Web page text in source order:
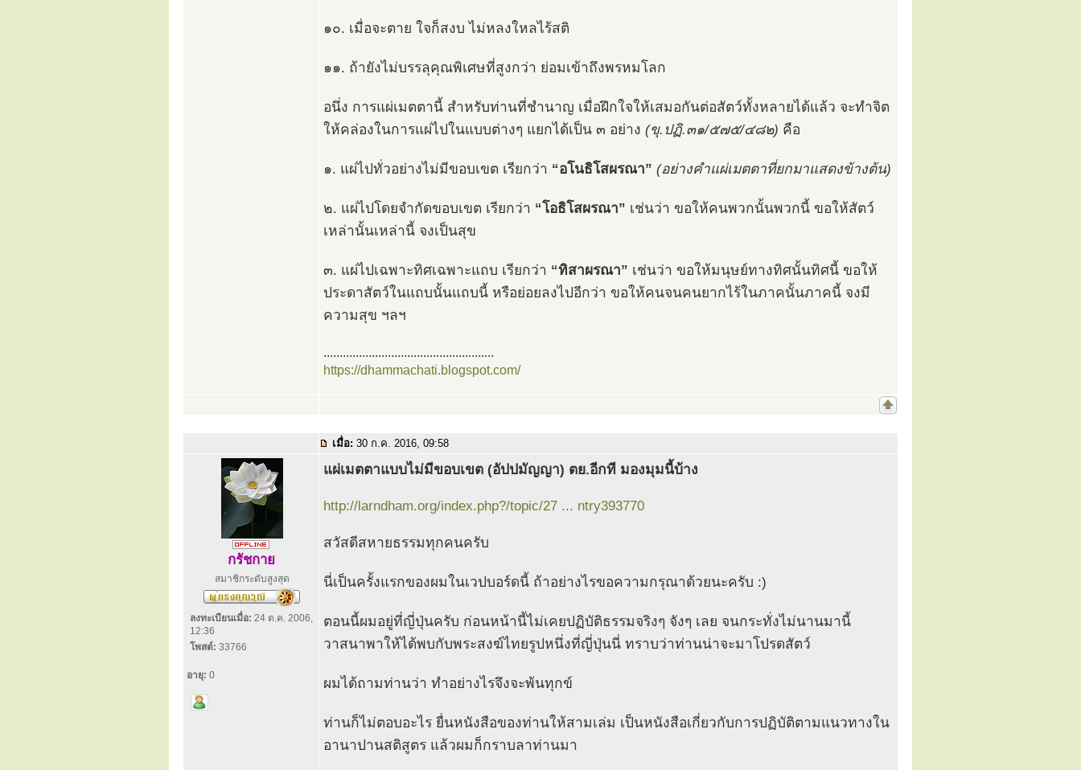
๑๐. เมื่อจะตาย ใจก็สงบ ไม่หลงใหลไร้สติ
๑๑. ถ้ายังไม่บรรลุคุณพิเศษที่สูงกว่า ย่อมเข้าถึงพรหมโลก
อนึ่ง การแผ่เมตตานี้ สำหรับท่านที่ชำนาญ เมื่อฝึกใจให้เสมอกันต่อสัตว์ทั้งหลายได้แล้ว จะทำจิต
ให้คล่องในการแผ่ไปในแบบต่างๆ แยกได้เป็น ๓ อย่าง (ขุ.ปฏิ.๓๑/๕๗๕/๔๘๒) คือ
๑. แผ่ไปทั่วอย่างไม่มีขอบเขต เรียกว่า “อโนธิโสผรณา” (อย่างคำแผ่เมตตาที่ยกมาแสดงข้างต้น)
๒. แผ่ไปโดยจำกัดขอบเขต เรียกว่า “โอธิโสผรณา” เช่นว่า ขอให้คนพวกนั้นพวกนี้ ขอให้สัตว์
เหล่านั้นเหล่านี้ จงเป็นสุข
๓. แผ่ไปเฉพาะทิศเฉพาะแถบ เรียกว่า “ทิสาผรณา” เช่นว่า ขอให้มนุษย์ทางทิศนั้นทิศนี้ ขอให้
ประดาสัตว์ในแถบนั้นแถบนี้ หรือย่อยลงไปอีกว่า ขอให้คนจนคนยากไร้ในภาคนั้นภาคนี้ จงมี
ความสุข ฯลฯ
.....................................................
https://dhammachati.blogspot.com/
เมื่อ: 30 ก.ค. 2016, 09:58
กรัชกาย
สมาชิกระดับสูงสุด
ลงทะเบียนเมื่อ: 24 ต.ค. 2006,
12:36
โพสต์: 33766
อายุ: 0
แผ่เมตตาแบบไม่มีขอบเขต (อัปปมัญญา) ตย.อีกที มองมุมนี้บ้าง
http://larndham.org/index.php?/topic/27 ... ntry393770
สวัสดีสหายธรรมทุกคนครับ
นี่เป็นครั้งแรกของผมในเวปบอร์ดนี้ ถ้าอย่างไรขอความกรุณาด้วยนะครับ :)
ตอนนี้ผมอยู่ที่ญี่ปุ่นครับ ก่อนหน้านี้ไม่เคยปฏิบัติธรรมจริงๆ จังๆ เลย จนกระทั่งไม่นานมานี้
วาสนาพาให้ได้พบกับพระสงฆ์ไทยรูปหนึ่งที่ญี่ปุ่นนี่ ทราบว่าท่านน่าจะมาโปรดสัตว์
ผมได้ถามท่านว่า ทำอย่างไรจึงจะพ้นทุกข์
ท่านก็ไม่ตอบอะไร ยื่นหนังสือของท่านให้สามเล่ม เป็นหนังสือเกี่ยวกับการปฏิบัติตามแนวทางใน
อานาปานสติสูตร แล้วผมก็กราบลาท่านมา